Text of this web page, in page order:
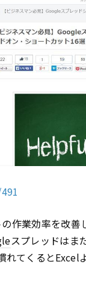
作業効率を改
スプレッドはま
れてくると